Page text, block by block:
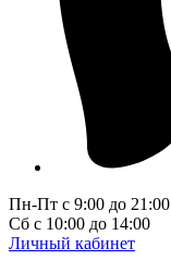
Пн-Пт с 9:00 до 21:00
Сб с 10:00 до 14:00
Личный кабинет